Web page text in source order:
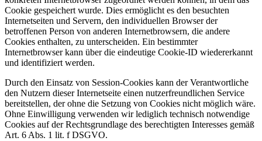
Cookie gespeichert wurde. Dies ermöglicht es den besuchten
Internetseiten und Servern, den individuellen Browser der
betroffenen Person von anderen Internetbrowsern, die andere
Cookies enthalten, zu unterscheiden. Ein bestimmter
Internetbrowser kann über die eindeutige Cookie-ID wiedererkannt
und identifiziert werden.
Durch den Einsatz von Session-Cookies kann der Verantwortliche
den Nutzern dieser Internetseite einen nutzerfreundlichen Service
bereitstellen, der ohne die Setzung von Cookies nicht möglich wäre.
Ohne Einwilligung verwenden wir lediglich technisch notwendige
Cookies auf der Rechtsgrundlage des berechtigten Interesses gemäß
Art. 6 Abs. 1 lit. f DSGVO.